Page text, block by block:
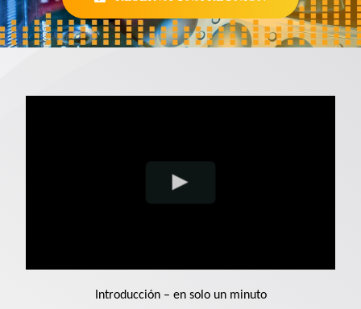
Support
Introducción – en solo un minuto